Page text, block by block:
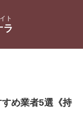
ト
ラ
すめ業者5選《持